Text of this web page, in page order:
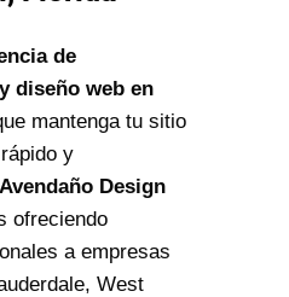
de
diseño web en
mantenga tu sitio
y
Avendaño Design
ofreciendo
a empresas
West